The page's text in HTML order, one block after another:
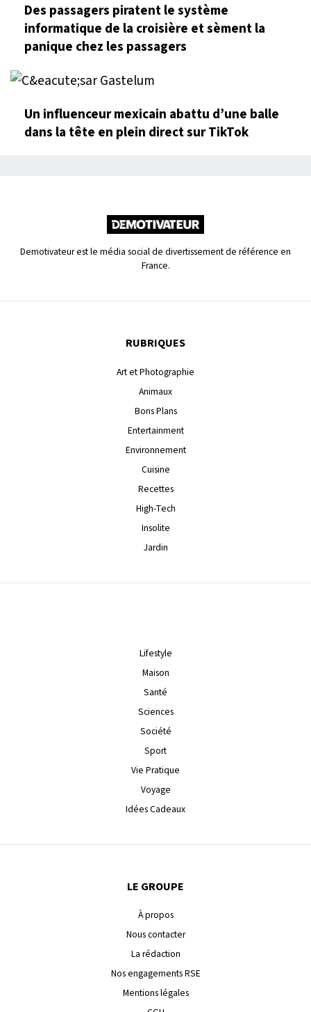
Des passagers piratent le système
informatique de la croisière et sèment la
panique chez les passagers
Un influenceur mexicain abattu d’une balle
dans la tête en plein direct sur TikTok
Demotivateur est le média social de divertissement de référence en
France.
RUBRIQUES
Art et Photographie
Animaux
Bons Plans
Entertainment
Environnement
Cuisine
Recettes
High-Tech
Insolite
Jardin
Lifestyle
Maison
Santé
Sciences
Société
Sport
Vie Pratique
Voyage
Idées Cadeaux
LE GROUPE
À propos
Nous contacter
La rédaction
Nos engagements RSE
Mentions légales